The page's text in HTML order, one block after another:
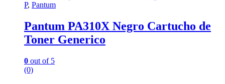
P, Pantum
Pantum PA310X Negro Cartucho de
Toner Generico
0 out of 5
(0)